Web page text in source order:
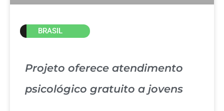
BRASIL
Projeto oferece atendimento
psicológico gratuito a jovens